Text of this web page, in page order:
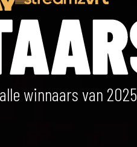
winnaars van 2025